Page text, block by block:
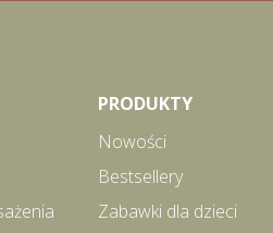
PRODUKTY
Nowości
Bestsellery
Zabawki dla dzieci